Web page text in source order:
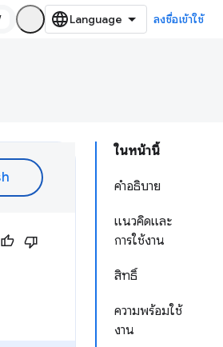
ลงชื่อเข้าใช้
ในหน้านี้
คำอธิบาย
แนวคิดและ
การใช้งาน
สิทธิ์
ความพร้อมใช้
งาน